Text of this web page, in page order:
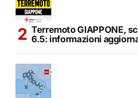
Terremoto GIAPPONE,
6.5: informazioni